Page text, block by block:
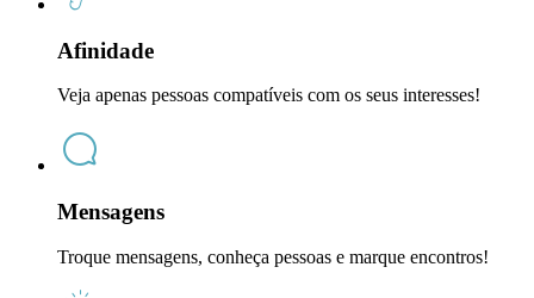
Afinidade
Veja apenas pessoas compatíveis com os seus interesses!
Mensagens
Troque mensagens, conheça pessoas e marque encontros!